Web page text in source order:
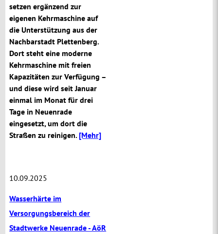
setzen ergänzend zur
eigenen Kehrmaschine auf
die Unterstützung aus der
Nachbarstadt Plettenberg.
Dort steht eine moderne
Kehrmaschine mit freien
Kapazitäten zur Verfügung –
und diese wird seit Januar
einmal im Monat für drei
Tage in Neuenrade
eingesetzt, um dort die
Straßen zu reinigen. [Mehr]
10.09.2025
Wasserhärte im
Versorgungsbereich der
Stadtwerke Neuenrade - AöR